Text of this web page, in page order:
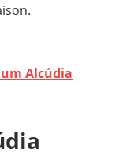
Alcúdia